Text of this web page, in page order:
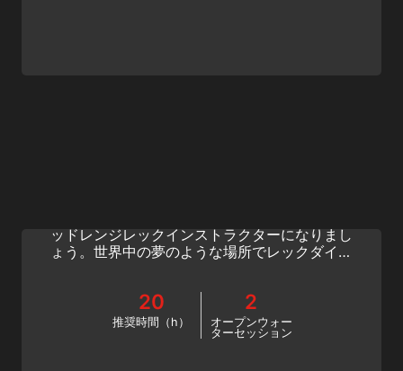
ッドレンジレックインストラクターになりまし
ょう。世界中の夢のような場所でレックダイバ
めましょう！
20
推奨時間（h）
2
オープンウォー
ターセッション